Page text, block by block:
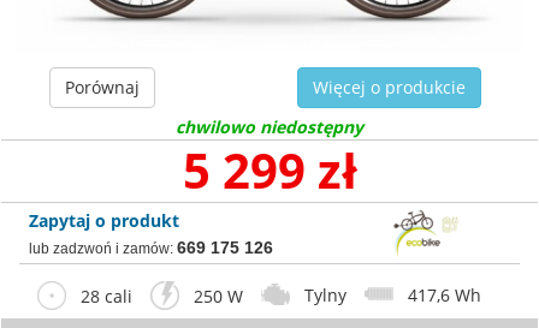
Porównaj
Więcej o produkcie
chwilowo niedostępny
5 299 zł
Zapytaj o produkt
lub zadzwoń i zamów: 669 175 126
28 cali 250 W Tylny 417,6 Wh